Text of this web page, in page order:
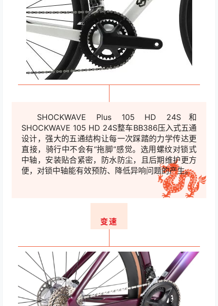
SHOCKWAVE Plus 105 HD 24S和
SHOCKWAVE 105 HD 24S整车BB386压入式五通
设计，强大的五通结构让每一次踩踏的力学传达更
直接，骑行中不会有“拖脚”感觉。选用螺纹对锁式
中轴，安装贴合紧密，防水防尘，且后期维护更方
便，对锁中轴能有效预防、降低异响问题的产生。
变速